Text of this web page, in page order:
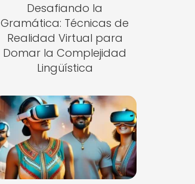
Desafiando la
Gramática: Técnicas de
Realidad Virtual para
Domar la Complejidad
Lingüística